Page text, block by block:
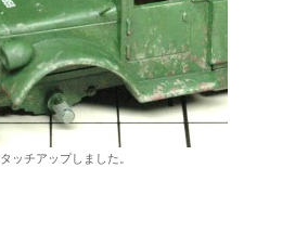
タッチアップしました。